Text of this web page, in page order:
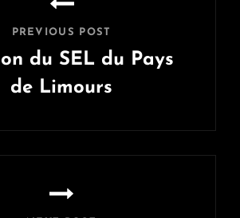
PREVIOUS POST
du SEL du Pays
de Limours